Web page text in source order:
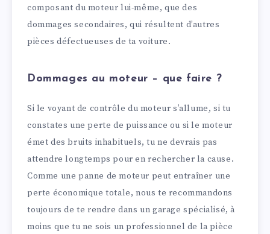
composant du moteur lui-même, que des
dommages secondaires, qui résultent d’autres
pièces défectueuses de ta voiture.
Dommages au moteur – que faire ?
Si le voyant de contrôle du moteur s’allume, si tu
constates une perte de puissance ou si le moteur
émet des bruits inhabituels, tu ne devrais pas
attendre longtemps pour en rechercher la cause.
Comme une panne de moteur peut entraîner une
perte économique totale, nous te recommandons
toujours de te rendre dans un garage spécialisé, à
moins que tu ne sois un professionnel de la pièce